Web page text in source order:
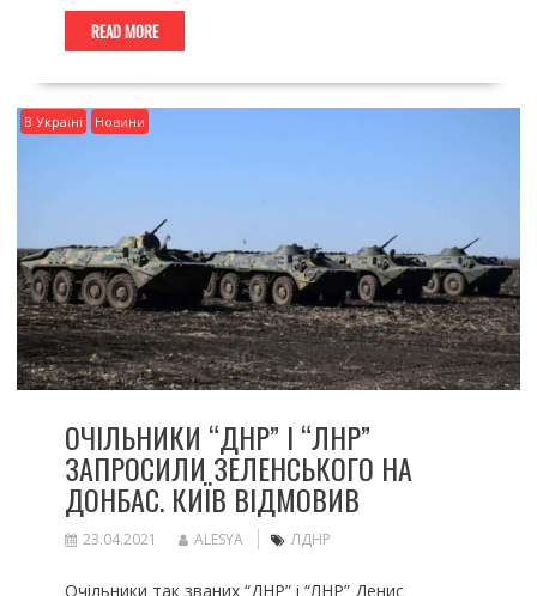
READ MORE
В Україні Новини
ОЧІЛЬНИКИ “ДНР” І “ЛНР”
ЗАПРОСИЛИ ЗЕЛЕНСЬКОГО НА
ДОНБАС. КИЇВ ВІДМОВИВ
23.04.2021 ALESYA ЛДНР
Очільники так званих “ДНР” і “ЛНР” Денис